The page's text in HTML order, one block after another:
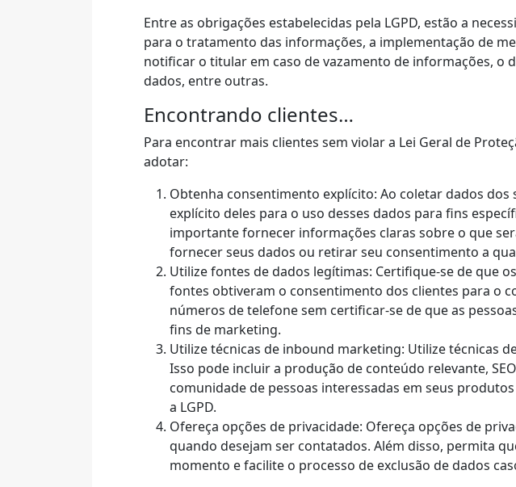
Entre as obrigações estabelecidas pela LGPD, estão a
para o tratamento das informações, a implementação de
notificar o titular em caso de vazamento de informações, o
dados, entre outras.
Encontrando clientes…
Para encontrar mais clientes sem violar a Lei Geral de
adotar:
Obtenha consentimento explícito: Ao coletar dados
explícito deles para o uso desses dados para fins
importante fornecer informações claras sobre o que
fornecer seus dados ou retirar seu consentimento a
Utilize fontes de dados legítimas: Certifique-se de que
fontes obtiveram o consentimento dos clientes para o
números de telefone sem certificar-se de que as
fins de marketing.
Utilize técnicas de inbound marketing: Utilize técnicas
Isso pode incluir a produção de conteúdo relevante,
comunidade de pessoas interessadas em seus
a LGPD.
Ofereça opções de privacidade: Ofereça opções de
quando desejam ser contatados. Além disso, permita
momento e facilite o processo de exclusão de dados